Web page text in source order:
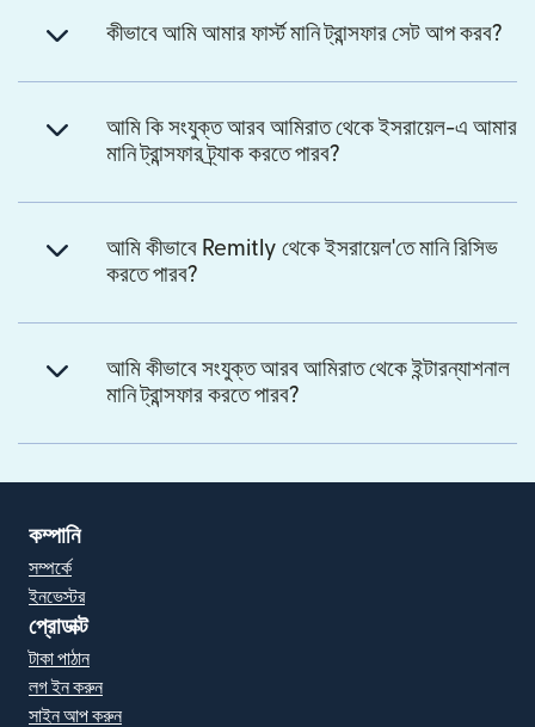
কীভাবে আমি আমার ফার্স্ট মানি ট্রান্সফার সেট আপ করব?
আমি কি সংযুক্ত আরব আমিরাত থেকে ইসরায়েল-এ আমার
মানি ট্রান্সফার ট্র্যাক করতে পারব?
আমি কীভাবে Remitly থেকে ইসরায়েল'তে মানি রিসিভ
করতে পারব?
আমি কীভাবে সংযুক্ত আরব আমিরাত থেকে ইন্টারন্যাশনাল
মানি ট্রান্সফার করতে পারব?
কম্পানি
সম্পর্কে
ইনভেস্টর
প্রোডাক্ট
টাকা পাঠান
লগ ইন করুন
সাইন আপ করুন